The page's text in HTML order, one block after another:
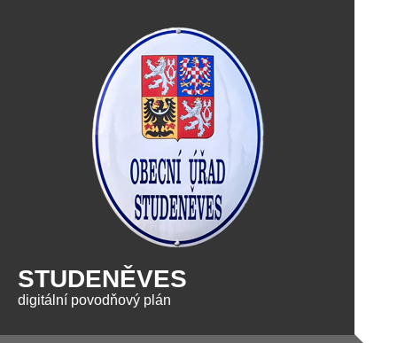
STUDENĚVES
digitální povodňový plán